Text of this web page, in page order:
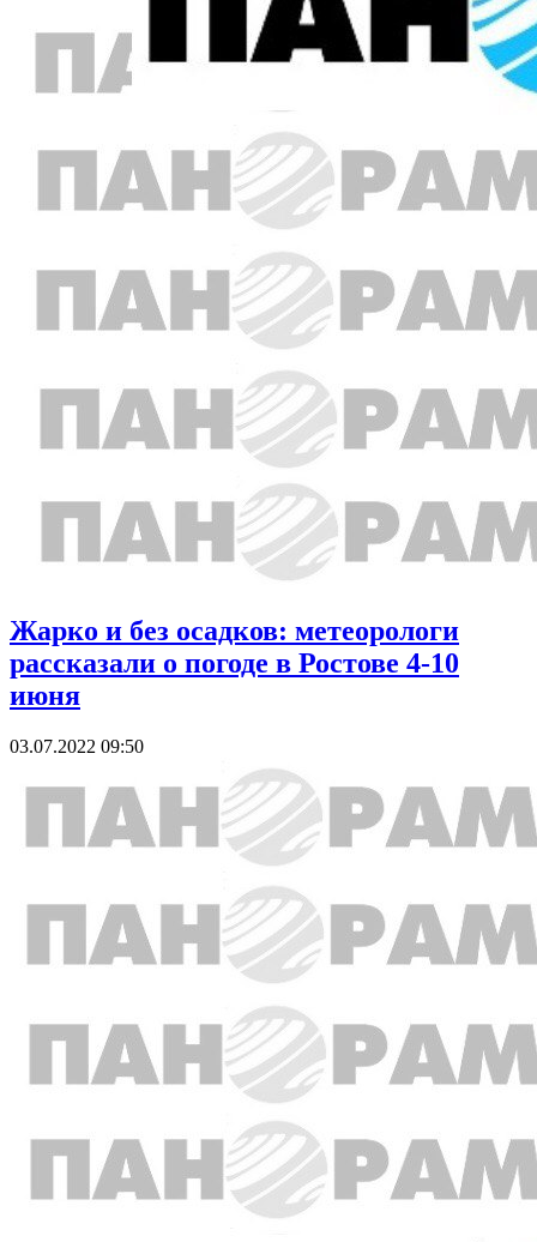
Жарко и без осадков: метеорологи
рассказали о погоде в Ростове 4-10
июня
03.07.2022 09:50